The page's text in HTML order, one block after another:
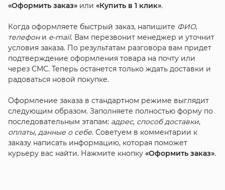
«Оформить заказ»или «Купить в 1 клик».
Когда оформляете быстрый заказ, напишите ФИО,
телефони e-mail. Вам перезвонит менеджер и уточнит
условия заказа. По результатам разговора вам придет
подтверждение оформления товара на почту или
через СМС. Теперь останется только ждать доставки и
радоваться новой покупке.
Оформление заказа в стандартном режиме выглядит
следующим образом. Заполняете полностью форму по
последовательным этапам: адрес, способ доставки,
оплаты, данные о себе. Советуем в комментарии к
заказу написать информацию, которая поможет
курьеру вас найти. Нажмите кнопку «Оформить заказ».